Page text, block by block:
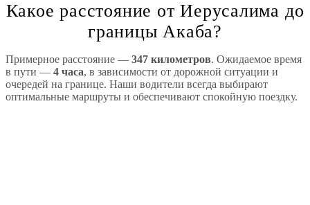
Какое расстояние от Иерусалима до
границы Акаба?
Примерное расстояние — 347 километров. Ожидаемое время
в пути — 4 часа, в зависимости от дорожной ситуации и
очередей на границе. Наши водители всегда выбирают
оптимальные маршруты и обеспечивают спокойную поездку.